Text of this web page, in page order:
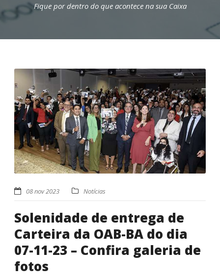
Fique por dentro do que acontece na sua Caixa
08 nov 2023 Notícias
Solenidade de entrega de
Carteira da OAB-BA do dia
07-11-23 – Confira galeria de
fotos